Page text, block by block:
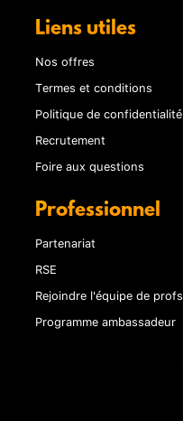
Liens utiles
Nos offres
Termes et conditions
Politique de confidentialité
Recrutement
Foire aux questions
Professionnel
Partenariat
RSE
Rejoindre l'équipe de profs
Programme ambassadeur